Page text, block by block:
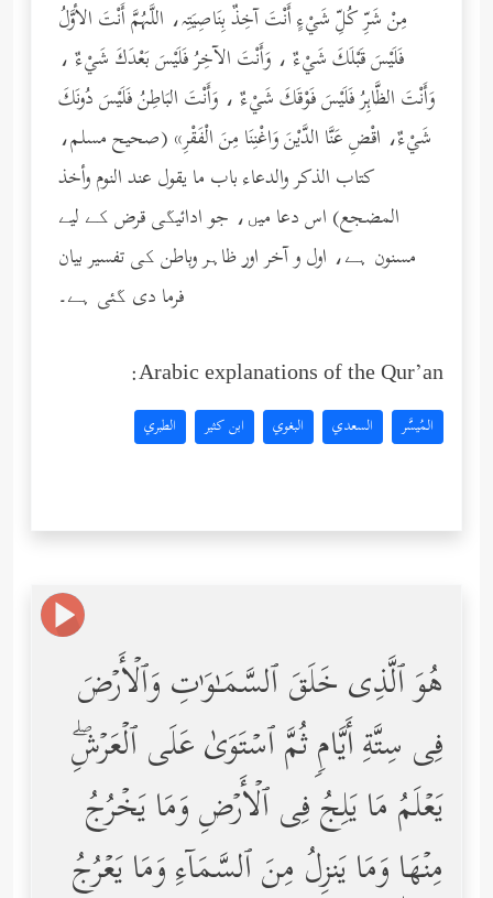
مِنْ شَرِّ كُلِّ شَيْءٍ أَنْتَ آخِذٌ بِنَاصِيَتِه، اللَّهُمَّ أَنْتَ الأوَّلُ
فَلَيْسَ قَبْلَكَ شَيْءٌ ، وَأَنْتَ الآخِرُ فَلَيْسَ بَعْدَكَ شَيْءٌ ،
وَأَنْتَ الظَّاهِرُ فَلَيْسَ فَوْقَكَ شَيْءٌ ، وَأَنْتَ البَاطِنُ فَلَيْسَ دُونَكَ
شَيْءٌ، اقْضِ عَنَّا الدَّيْنَ وَاغْنِنَا مِنَ الْفَقْرِ» (صحيح مسلم،
كتاب الذكر والدعاء باب ما يقول عند النوم وأخذ
المضجع) اس دعا میں، جو ادائیگی قرض کے لیے
مسنون ہے، اول و آخر اور ظاہر وباطن کی تفسیر بیان
فرما دی گئی ہے۔
Arabic explanations of the Qur’an:
المُيسَّر السعدي البغوي ابن كثير الطبري
هُوَ ٱلَّذِی خَلَقَ ٱلسَّمَـٰوَ ٰ⁠تِ وَٱلۡأَرۡضَ
فِی سِتَّةِ أَیَّامࣲ ثُمَّ ٱسۡتَوَىٰ عَلَى ٱلۡعَرۡشِۖ
یَعۡلَمُ مَا یَلِجُ فِی ٱلۡأَرۡضِ وَمَا یَخۡرُجُ
مِنۡهَا وَمَا یَنزِلُ مِنَ ٱلسَّمَاۤءِ وَمَا یَعۡرُجُ